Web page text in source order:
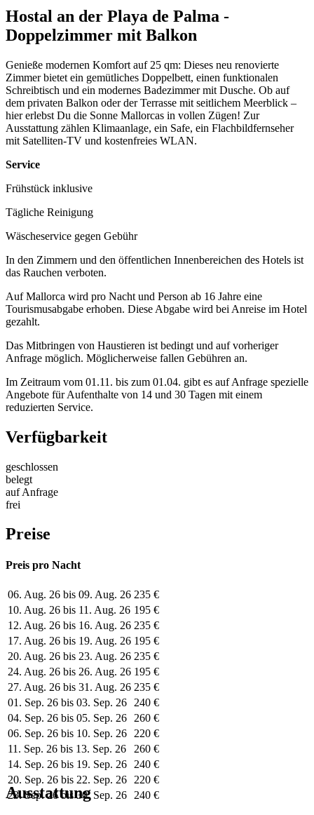
Hostal an der Playa de Palma -
Doppelzimmer mit Balkon
Genieße modernen Komfort auf 25 qm: Dieses neu renovierte
Zimmer bietet ein gemütliches Doppelbett, einen funktionalen
Schreibtisch und ein modernes Badezimmer mit Dusche. Ob auf
dem privaten Balkon oder der Terrasse mit seitlichem Meerblick –
hier erlebst Du die Sonne Mallorcas in vollen Zügen! Zur
Ausstattung zählen Klimaanlage, ein Safe, ein Flachbildfernseher
mit Satelliten-TV und kostenfreies WLAN.
Service
Frühstück inklusive
Tägliche Reinigung
Wäscheservice gegen Gebühr
In den Zimmern und den öffentlichen Innenbereichen des Hotels ist
das Rauchen verboten.
Auf Mallorca wird pro Nacht und Person ab 16 Jahre eine
Tourismusabgabe erhoben. Diese Abgabe wird bei Anreise im Hotel
gezahlt.
Das Mitbringen von Haustieren ist bedingt und auf vorheriger
Anfrage möglich. Möglicherweise fallen Gebühren an.
Im Zeitraum vom 01.11. bis zum 01.04. gibt es auf Anfrage spezielle
Angebote für Aufenthalte von 14 und 30 Tagen mit einem
reduzierten Service.
Verfügbarkeit
geschlossen
belegt
auf Anfrage
frei
Preise
Preis pro Nacht
06. Aug. 26 bis 09. Aug. 26 235 €
10. Aug. 26 bis 11. Aug. 26 195 €
12. Aug. 26 bis 16. Aug. 26 235 €
17. Aug. 26 bis 19. Aug. 26 195 €
20. Aug. 26 bis 23. Aug. 26 235 €
24. Aug. 26 bis 26. Aug. 26 195 €
27. Aug. 26 bis 31. Aug. 26 235 €
01. Sep. 26 bis 03. Sep. 26
240 €
04. Sep. 26 bis 05. Sep. 26
260 €
06. Sep. 26 bis 10. Sep. 26
220 €
11. Sep. 26 bis 13. Sep. 26
260 €
14. Sep. 26 bis 19. Sep. 26
240 €
20. Sep. 26 bis 22. Sep. 26
220 €
23. Sep. 26 bis 30. Sep. 26
240 €
Ausstattung